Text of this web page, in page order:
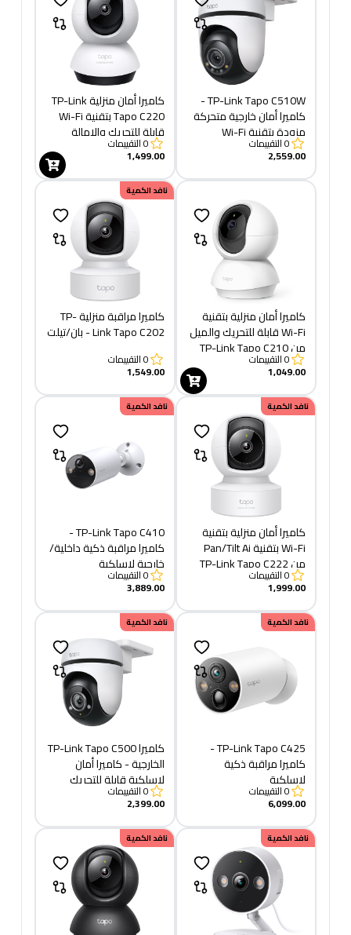
TP-Link Tapo C510W -
كاميرا أمان خارجية متحركة
مزودة بتقنية Wi-Fi
0التقييمات
2,559.00
كاميرا أمان منزلية TP-Link
Tapo C220 بتقنية Wi-Fi
قابلة للتحريك والإمالة
0التقييمات
1,499.00
كاميرا أمان منزلية بتقنية
Wi-Fi قابلة للتحريك والميل
من TP-Link Tapo C210
0التقييمات
1,049.00
نافد الكمية
كاميرا مراقبة منزلية TP-
Link Tapo C202 - بان/تيلت
0التقييمات
1,549.00
نافد الكمية
كاميرا أمان منزلية بتقنية
Wi-Fi بتقنية Pan/Tilt Ai
من TP-Link Tapo C222
0التقييمات
1,999.00
نافد الكمية
TP-Link Tapo C410 -
كاميرا مراقبة ذكية داخلية/
خارجية لاسلكية
0التقييمات
3,889.00
نافد الكمية
TP-Link Tapo C425 -
كاميرا مراقبة ذكية
لاسلكية
0التقييمات
6,099.00
نافد الكمية
كاميرا TP-Link Tapo C500
الخارجية - كاميرا أمان
لاسلكية قابلة للتحريك
والإمالة
0التقييمات
2,399.00
نافد الكمية نافد الكمية